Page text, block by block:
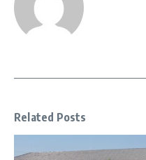
Related Posts